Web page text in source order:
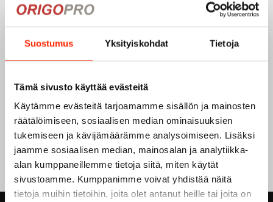
Suostumus Yksityiskohdat Tietoja
Tämä sivusto käyttää evästeitä
Käytämme evästeitä tarjoamamme sisällön ja mainosten
räätälöimiseen, sosiaalisen median ominaisuuksien
tukemiseen ja kävijämäärämme analysoimiseen. Lisäksi
jaamme sosiaalisen median, mainosalan ja analytiikka-
alan kumppaneillemme tietoja siitä, miten käytät
sivustoamme. Kumppanimme voivat yhdistää näitä
tietoja muihin tietoihin, joita olet antanut heille tai joita on
useampi
tehdä
valinnat
sivulla.
on
useampi
Voit
Lämpöeriste
9,90€ 7,43€